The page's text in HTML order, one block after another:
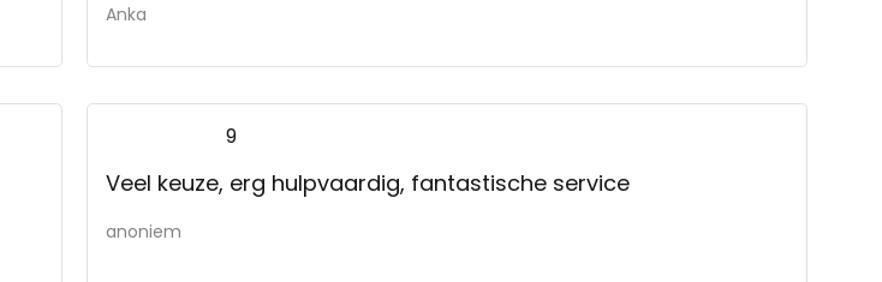
Anka
9
Veel keuze, erg hulpvaardig, fantastische service
anoniem